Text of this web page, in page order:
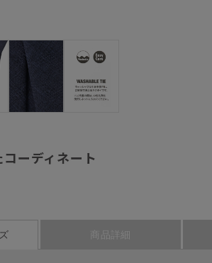
ーディネート
商品詳細